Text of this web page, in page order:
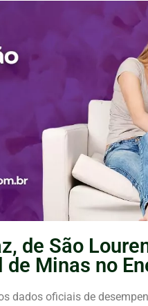
de São
Minas no
dados oficiais de